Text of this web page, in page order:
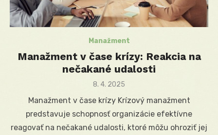
Manažment
Manažment v čase krízy: Reakcia na
nečakané udalosti
Posted
8. 4. 2025
Manažment v čase krízy Krízový manažment
predstavuje schopnosť organizácie efektívne
reagovať na nečakané udalosti, ktoré môžu ohroziť jej